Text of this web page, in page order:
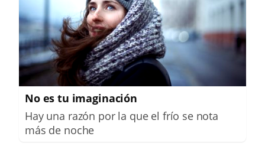
No es tu imaginación
Hay una razón por la que el frío se nota
más de noche